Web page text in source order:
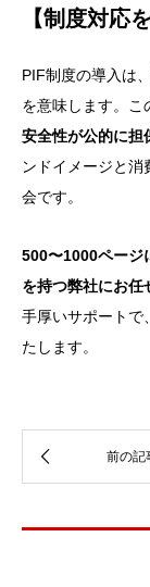
【制度対応
PIF制度の導入は
を意味します。こ
安全性が公的に担
ンドイメージと
会です。
500〜1000ページ
を持つ弊社にお任
手厚いサポートで
たします。